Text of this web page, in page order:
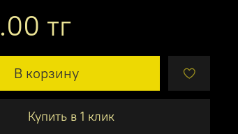
тг
В корзину
Купить в 1 клик